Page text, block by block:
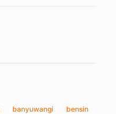
banyuwangi
bensin